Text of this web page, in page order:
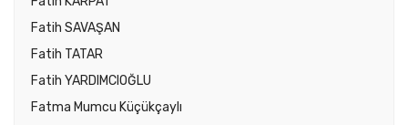
Fatih SAVAŞAN
Fatih TATAR
Fatih YARDIMCIOĞLU
Fatma Mumcu Küçükçaylı